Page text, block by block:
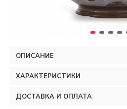
ОПИСАНИЕ
ХАРАКТЕРИСТИКИ
ДОСТАВКА И ОПЛАТА